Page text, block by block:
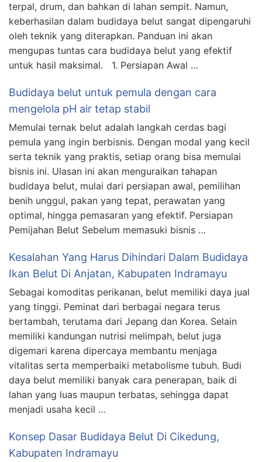
terpal, drum, dan bahkan di lahan sempit. Namun,
keberhasilan dalam budidaya belut sangat dipengaruhi
oleh teknik yang diterapkan. Panduan ini akan
mengupas tuntas cara budidaya belut yang efektif
untuk hasil maksimal. 1. Persiapan Awal …
Budidaya belut untuk pemula dengan cara
mengelola pH air tetap stabil
Memulai ternak belut adalah langkah cerdas bagi
pemula yang ingin berbisnis. Dengan modal yang kecil
serta teknik yang praktis, setiap orang bisa memulai
bisnis ini. Ulasan ini akan menguraikan tahapan
budidaya belut, mulai dari persiapan awal, pemilihan
benih unggul, pakan yang tepat, perawatan yang
optimal, hingga pemasaran yang efektif. Persiapan
Pemijahan Belut Sebelum memasuki bisnis …
Kesalahan Yang Harus Dihindari Dalam Budidaya
Ikan Belut Di Anjatan, Kabupaten Indramayu
Sebagai komoditas perikanan, belut memiliki daya jual
yang tinggi. Peminat dari berbagai negara terus
bertambah, terutama dari Jepang dan Korea. Selain
memiliki kandungan nutrisi melimpah, belut juga
digemari karena dipercaya membantu menjaga
vitalitas serta memperbaiki metabolisme tubuh. Budi
daya belut memiliki banyak cara penerapan, baik di
lahan yang luas maupun terbatas, sehingga dapat
menjadi usaha kecil …
Konsep Dasar Budidaya Belut Di Cikedung,
Kabupaten Indramayu